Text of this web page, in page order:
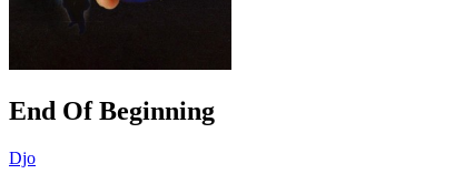
End Of Beginning
Djo